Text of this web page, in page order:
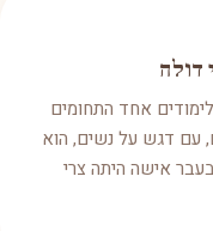
דולה
אחד התחומים
עם דגש על נשים, הוא
בעבר אישה היתה צרי